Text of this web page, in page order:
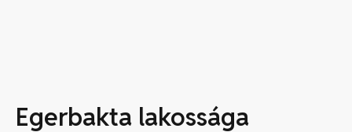
Egerbakta lakossága